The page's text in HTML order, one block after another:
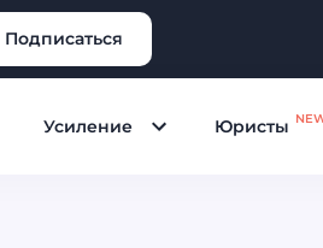
Подписаться
Усиление Юристы